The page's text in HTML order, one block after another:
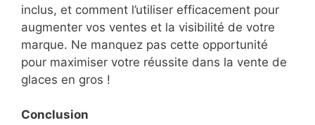
inclus, et comment l’utiliser efficacement pour
augmenter vos ventes et la visibilité de votre
marque. Ne manquez pas cette opportunité
pour maximiser votre réussite dans la vente de
glaces en gros !
Conclusion